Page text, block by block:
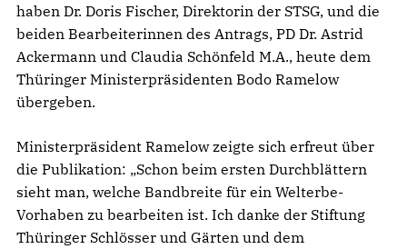
haben Dr. Doris Fischer, Direktorin der STSG, und die
beiden Bearbeiterinnen des Antrags, PD Dr. Astrid
Ackermann und Claudia Schönfeld M.A., heute dem
Thüringer Ministerpräsidenten Bodo Ramelow
übergeben.
Ministerpräsident Ramelow zeigte sich erfreut über
die Publikation: „Schon beim ersten Durchblättern
sieht man, welche Bandbreite für ein Welterbe-
Vorhaben zu bearbeiten ist. Ich danke der Stiftung
Thüringer Schlösser und Gärten und dem